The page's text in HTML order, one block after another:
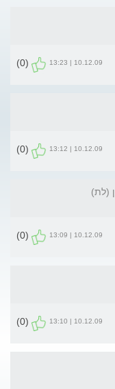
10.12.09 | 13:23
(0)
10.12.09 | 13:12
(0)
10.12.09 | 13:09
(0)
10.12.09 | 13:10
(0)